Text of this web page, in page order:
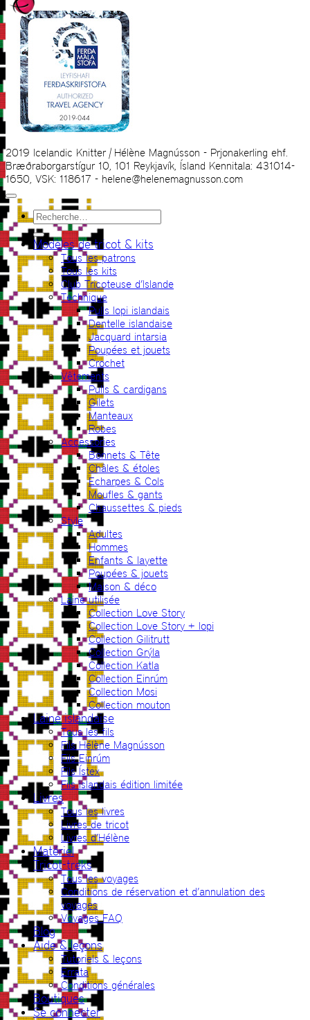
2019 Icelandic Knitter | Hélène Magnússon - Prjonakerling ehf.
Bræðraborgarstígur 10, 101 Reykjavík, Ísland Kennitala: 431014-
1650, VSK: 118617 - helene@helenemagnusson.com
Recherche
pour :
Modèles de tricot & kits
Tous les patrons
Tous les kits
Club Tricoteuse d’Islande
Technique
Pulls lopi islandais
Dentelle islandaise
Jacquard intarsia
Poupées et jouets
Crochet
Vêtements
Pulls & cardigans
Gilets
Manteaux
Robes
Accessories
Bonnets & Tête
Châles & étoles
Echarpes & Cols
Moufles & gants
Chaussettes & pieds
Style
Adultes
Hommes
Enfants & layette
Poupées & jouets
Maison & déco
Laine utilisée
Collection Love Story
Collection Love Story + lopi
Collection Gilitrutt
Collection Grýla
Collection Katla
Collection Einrúm
Collection Mosi
Collection mouton
Laine islandaise
Tous les fils
Fils Hélène Magnússon
Fils Einrúm
Fils Ístex
Fils islandais édition limitée
Livres
Tous les livres
Livres de tricot
Livres d’Hélène
Matériel
Tricot-treks
Tous les voyages
Conditions de réservation et d’annulation des
voyages
Voyages FAQ
Blog
Aide & leçons
Tutoriels & leçons
Errata
Conditions générales
Boutiques
Se connecter